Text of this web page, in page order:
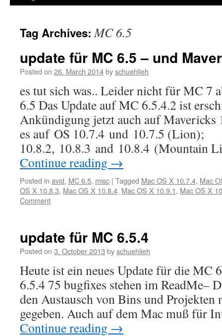
Tag Archives:MC 6.5
update für MC 6.5 – und
Posted on 26. March 2014byschuehlieh
es tut sich was.. Leider nicht für MC 7
6.5 Das Update auf MC 6.5.4.2 ist
Ankündigung jetzt auch auf Mavericks
es auf OS 10.7.4 und 10.7.5 (Lion);
10.8.2, 10.8.3 and 10.8.4 (Mountain
Continue reading →
Posted in avid, MC 6.5, misc | Tagged Mac OS X 10.7.4, Mac
OS X 10.8.3, Mac OS X 10.8.4, Mac OS X 10.9.1, Mac OS X
Comment
update für MC 6.5.4
Posted on 3. October 2013 byschuehlieh
Heute ist ein neues Update für die MC
6.5.4 75 bugfixes stehen im ReadMe–
den Austausch von Bins und
gegeben. Auch auf dem Mac muß für
Continue reading →